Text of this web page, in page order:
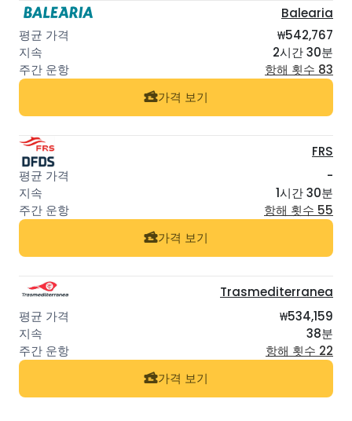
Balearia
₩542,767
2시간 30분
항해 횟수 83
가격 보기
FRS
-
1시간 30분
항해 횟수 55
가격 보기
Trasmediterranea
₩534,159
38분
항해 횟수 22
가격 보기